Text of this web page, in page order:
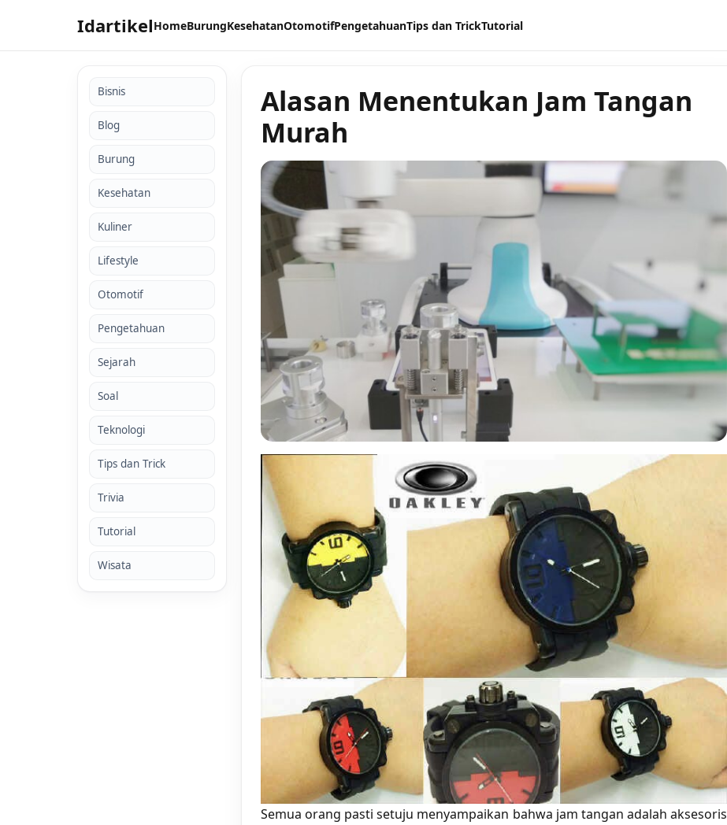
IdartikelHomeBurungKesehatanOtomotifPengetahuanTips dan TrickTutorial
Bisnis
Blog
Burung
Kesehatan
Kuliner
Lifestyle
Otomotif
Pengetahuan
Sejarah
Soal
Teknologi
Tips dan Trick
Trivia
Tutorial
Wisata
Alasan Menentukan Jam Tangan
Murah
Semua orang pasti setuju menyampaikan bahwa jam tangan adalah aksesoris